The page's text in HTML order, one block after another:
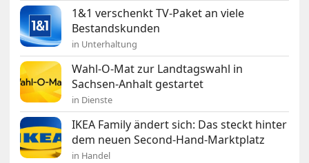
1&1 verschenkt TV-Paket an viele
Bestandskunden
in Unterhaltung
Wahl-O-Mat zur Landtagswahl in
Sachsen-Anhalt gestartet
in Dienste
IKEA Family ändert sich: Das steckt hinter
dem neuen Second-Hand-Marktplatz
in Handel